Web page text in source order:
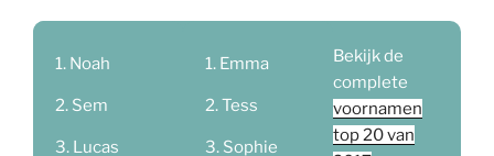
Noah
Sem
Lucas
Emma
Tess
Sophie
Bekijk de
complete
voornamen
top 20 van